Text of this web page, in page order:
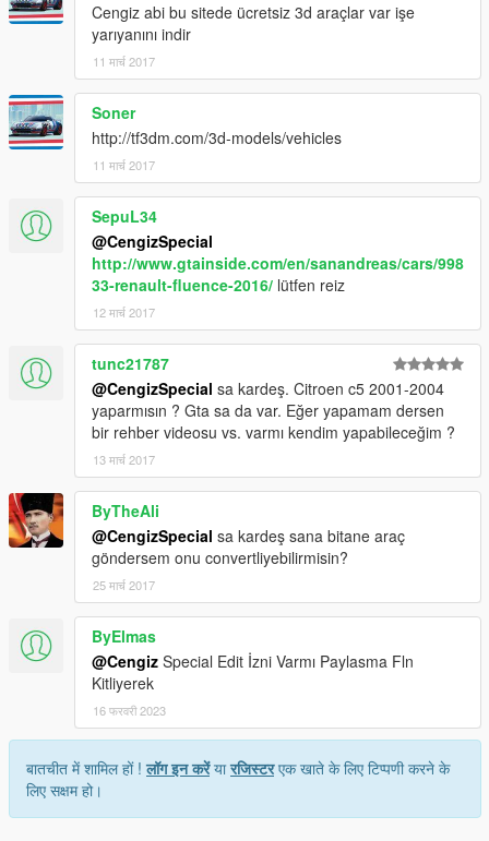
Cengiz abi bu sitede ücretsiz 3d araçlar var işe
yarıyanını indir
11 मार्च 2017
Soner
http://tf3dm.com/3d-models/vehicles
11 मार्च 2017
SepuL34
@CengizSpecial
http://www.gtainside.com/en/sanandreas/cars/998
33-renault-fluence-2016/ lütfen reiz
12 मार्च 2017
tunc21787
@CengizSpecial sa kardeş. Citroen c5 2001-2004
yaparmısın ? Gta sa da var. Eğer yapamam dersen
bir rehber videosu vs. varmı kendim yapabileceğim ?
13 मार्च 2017
ByTheAli
@CengizSpecial sa kardeş sana bitane araç
göndersem onu convertliyebilirmisin?
25 मार्च 2017
ByElmas
@Cengiz Special Edit İzni Varmı Paylasma Fln
Kitliyerek
16 फरवरी 2023
बातचीत में शामिल हों !लॉग इन करेंयारजिस्टरएक खाते के लिए टिप्पणी करने के
लिए सक्षम हो।